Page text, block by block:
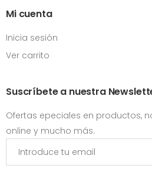
Mi cuenta
Inicia sesión
Ver carrito
Suscríbete a nuestra
Ofertas epeciales en productos,
online y mucho más.